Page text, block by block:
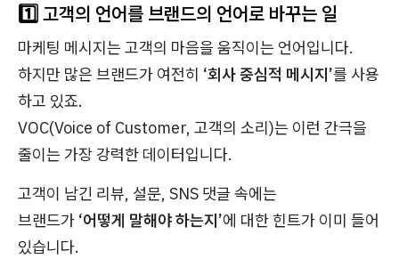
1️⃣ 고객의 언어를 브랜드의 언어로 바꾸는 일
마케팅 메시지는 고객의 마음을 움직이는 언어입니다.
하지만 많은 브랜드가 여전히 ‘회사 중심적 메시지’를 사용
하고 있죠.
VOC(Voice of Customer, 고객의 소리)는 이런 간극을
줄이는 가장 강력한 데이터입니다.
고객이 남긴 리뷰, 설문, SNS 댓글 속에는
브랜드가 ‘어떻게 말해야 하는지’에 대한 힌트가 이미 들어
있습니다.